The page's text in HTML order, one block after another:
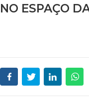
NO ESPAÇO